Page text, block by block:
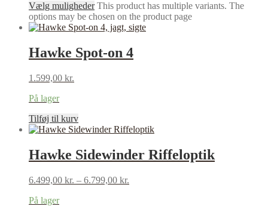
Vælg mulighederThis product has multiple variants. The
options may be chosen on the product page
Hawke Spot-on 4
1.599,00 kr.
På lager
Tilføj til kurv
Hawke Sidewinder Riffeloptik
6.499,00 kr. – 6.799,00 kr.
På lager